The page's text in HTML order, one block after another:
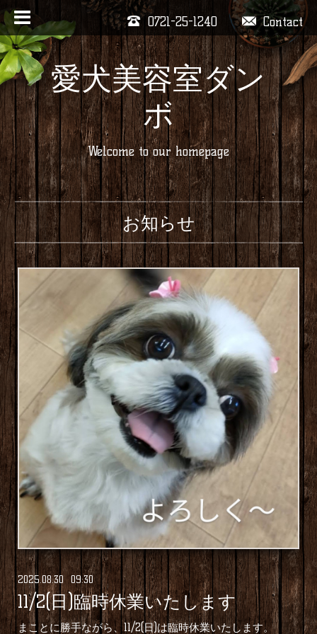
Contact
0721-25-1240
愛犬美容室ダン
ボ
Welcome to our homepage
お知らせ
2025.08.30 09:30
11/2(日)臨時休業いたします
まことに勝手ながら、11/2(日)は臨時休業いたします。